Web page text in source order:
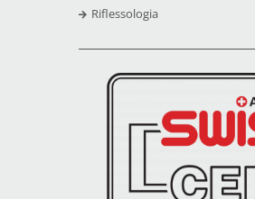
Riflessologia